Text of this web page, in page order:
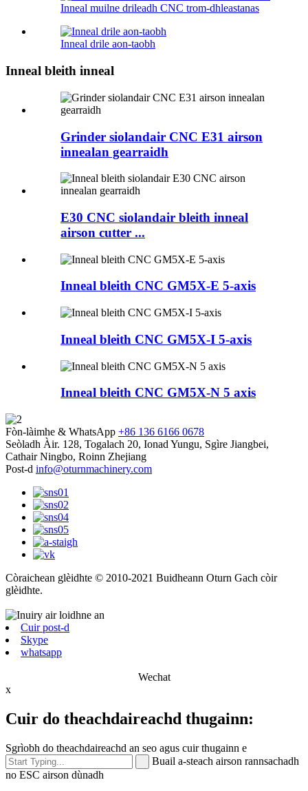
Inneal muilne drileadh CNC trom-dhleastanas
Inneal drile aon-taobh
Inneal bleith inneal
Grinder siolandair CNC E31 airson
innealan gearraidh
E30 CNC siolandair bleith inneal
airson cutter ...
Inneal bleith CNC GM5X-E 5-axis
Inneal bleith CNC GM5X-I 5-axis
Inneal bleith CNC GM5X-N 5 axis
Fòn-làimhe & WhatsApp +86 136 6166 0678
Seòladh Àir. 128, Togalach 20, Ionad Yungu, Sgìre Jiangbei,
Cathair Ningbo, Roinn Zhejiang
Post-d info@oturnmachinery.com
Còraichean glèidhte © 2010-2021 Buidheann Oturn Gach còir
glèidhte.
Cuir post-d
Skype
whatsapp
Wechat
x
Cuir do theachdaireachd thugainn:
Sgrìobh do theachdaireachd an seo agus cuir thugainn e
Buail a-steach airson rannsachadh
no ESC airson dùnadh